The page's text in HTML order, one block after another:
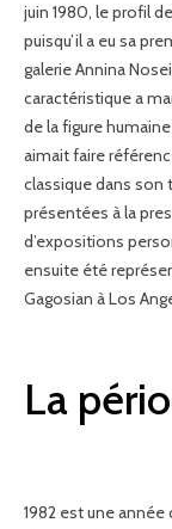
juin 1980, le profil
puisqu’il a eu sa
galerie Annina
caractéristique a
de la figure
aimait faire
classique dans son
présentées à la
d’expositions
ensuite été
Gagosian à Los
La
1982 est une année